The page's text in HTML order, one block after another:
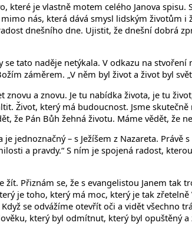
které je vlastně motem celého Janova
nás, která dává smysl lidským životům
dnešního dne. Ujistit, že dnešní dobrá
tato naděje netýkala. V odkazu na
záměrem. „V něm byl život a život byl
a znovu. Je tu nabídka života, je tu
Život, který má budoucnost. Jsme
že Pán Bůh žehná životu. Máme vědět, že
– s Ježíšem z Nazareta. Právě
a pravdy.“ S ním je spojená radost,
Přiznám se, že s evangelistou Janem tak
je toho, který má moc, který je tak
se odvážíme otevřít oči a vidět všechno
který byl odmítnut, který byl opuštěný